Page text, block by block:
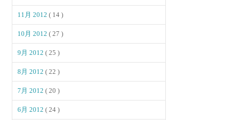
11月 2012( 14 )
10月 2012( 27 )
9月 2012( 25 )
8月 2012( 22 )
7月 2012( 20 )
6月 2012( 24 )